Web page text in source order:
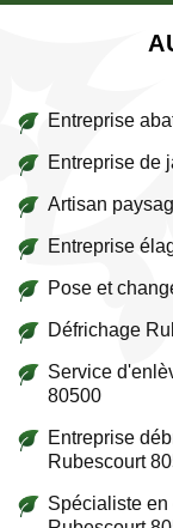
Entreprise
Entreprise de
Artisan
Entreprise
Pose et
Défrichage
Service
80500
Entreprise
Rubescourt
Spécialiste